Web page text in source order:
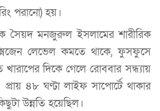
পরানো) হয়।
সৈয়দ মনজুরুল ইসলামের শারীরিক
লেভেল কমতে থাকে, ফুসফুসে
খারাপের দিকে গেলে রোববার সন্ধ্যায়
৪৮ ঘণ্টা লাইফ সাপোর্টে থাকার
উন্নতি হয়েছিল।